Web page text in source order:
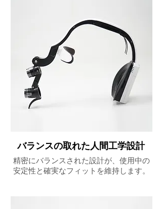
バランスの取れた人間工学設計
精密にバランスされた設計が、使用中の
安定性と確実なフィットを維持します。